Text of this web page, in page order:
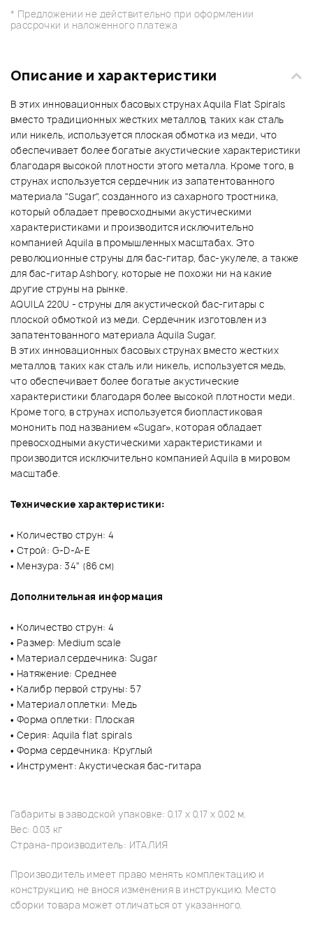
* Предложении не действительно при оформлении
рассрочки и наложенного платежа
Описание и характеристики
В этих инновационных басовых струнах Aquila Flat Spirals
вместо традиционных жестких металлов, таких как сталь
или никель, используется плоская обмотка из меди, что
обеспечивает более богатые акустические характеристики
благодаря высокой плотности этого металла. Кроме того, в
струнах используется сердечник из запатентованного
материала "Sugar", созданного из сахарного тростника,
который обладает превосходными акустическими
характеристиками и производится исключительно
компанией Aquila в промышленных масштабах. Это
революционные струны для бас-гитар, бас-укулеле, а также
для бас-гитар Ashbory, которые не похожи ни на какие
другие струны на рынке.
AQUILA 220U - струны для акустической бас-гитары с
плоской обмоткой из меди. Сердечник изготовлен из
запатентованного материала Aquila Sugar.
В этих инновационных басовых струнах вместо жестких
металлов, таких как сталь или никель, используется медь,
что обеспечивает более богатые акустические
характеристики благодаря более высокой плотности меди.
Кроме того, в струнах используется биопластиковая
мононить под названием «Sugar», которая обладает
превосходными акустическими характеристиками и
производится исключительно компанией Aquila в мировом
масштабе.
Технические характеристики:
• Количество струн: 4
• Строй: G-D-A-E
• Мензура: 34" (86 см)
Дополнительная информация
• Количество струн: 4
• Размер: Medium scale
• Материал сердечника: Sugar
• Натяжение: Среднее
• Калибр первой струны: 57
• Материал оплетки: Медь
• Форма оплетки: Плоская
• Серия: Aquila flat spirals
• Форма сердечника: Круглый
• Инструмент: Акустическая бас-гитара
Габариты в заводской упаковке: 0.17 x 0.17 x 0.02 м.
Вес: 0.03 кг
Страна-производитель: ИТАЛИЯ
Производитель имеет право менять комплектацию и
конструкцию, не внося изменения в инструкцию. Место
сборки товара может отличаться от указанного.